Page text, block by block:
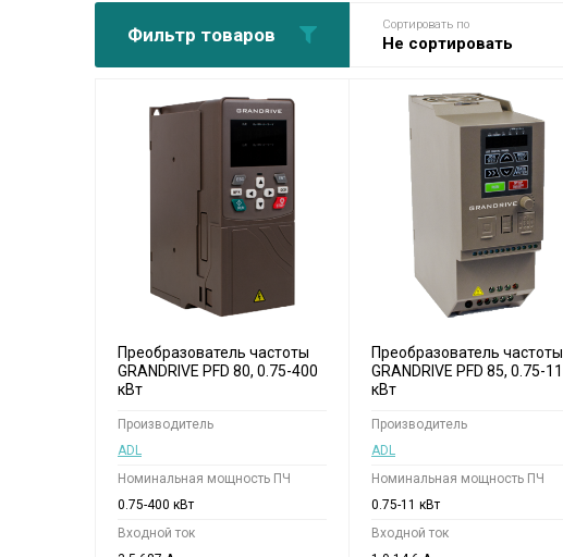
Фильтр товаров Сортировать по
Не сортировать
Преобразователь частоты
GRANDRIVE PFD 80, 0.75-400
кВт
Производитель
ADL
Номинальная мощность ПЧ
0.75-400 кВт
Входной ток
Преобразователь частоты
GRANDRIVE PFD 85, 0.75-11
кВт
Производитель
ADL
Номинальная мощность ПЧ
0.75-11 кВт
Входной ток